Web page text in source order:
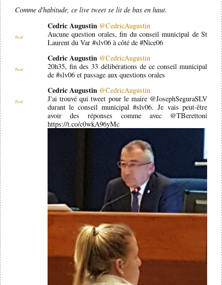
Comme d'habitude, ce live tweet se lit de bas en haut.
Twitt
Cedric Augustin @CedricAugustin
Aucune question orales, fin du conseil municipal de St
Laurent du Var #slv06 à côté de #Nice06
Twitt
Cedric Augustin @CedricAugustin
20h35, fin des 33 délibérations de ce conseil municipal
de #slv06 et passage aux questions orales
Twitt
Cedric Augustin @CedricAugustin
J'ai trouvé qui tweet pour le maire @JosephSeguraSLV
durant le conseil municipal #slv06. Je vais peut-être
avoir des réponses comme avec @TBerettoni
https://t.co/c0wkA96yMc